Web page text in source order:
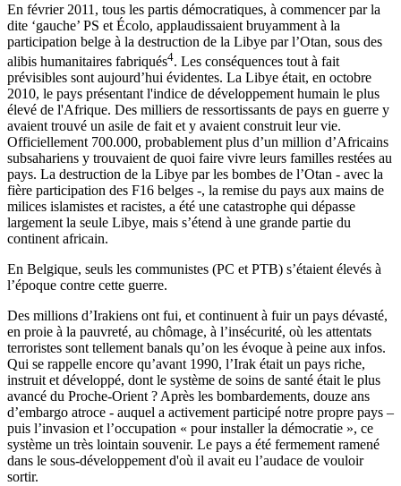
En février 2011, tous les partis démocratiques, à commencer par la
dite ‘gauche’ PS et Écolo, applaudissaient bruyamment à la
participation belge à la destruction de la Libye par l’Otan, sous des
alibis humanitaires fabriqués4. Les conséquences tout à fait
prévisibles sont aujourd’hui évidentes. La Libye était, en octobre
2010, le pays présentant l'indice de développement humain le plus
élevé de l'Afrique. Des milliers de ressortissants de pays en guerre y
avaient trouvé un asile de fait et y avaient construit leur vie.
Officiellement 700.000, probablement plus d’un million d’Africains
subsahariens y trouvaient de quoi faire vivre leurs familles restées au
pays. La destruction de la Libye par les bombes de l’Otan - avec la
fière participation des F16 belges -, la remise du pays aux mains de
milices islamistes et racistes, a été une catastrophe qui dépasse
largement la seule Libye, mais s’étend à une grande partie du
continent africain.
En Belgique, seuls les communistes (PC et PTB) s’étaient élevés à
l’époque contre cette guerre.
Des millions d’Irakiens ont fui, et continuent à fuir un pays dévasté,
en proie à la pauvreté, au chômage, à l’insécurité, où les attentats
terroristes sont tellement banals qu’on les évoque à peine aux infos.
Qui se rappelle encore qu’avant 1990, l’Irak était un pays riche,
instruit et développé, dont le système de soins de santé était le plus
avancé du Proche-Orient ? Après les bombardements, douze ans
d’embargo atroce - auquel a activement participé notre propre pays –
puis l’invasion et l’occupation « pour installer la démocratie », ce
système un très lointain souvenir. Le pays a été fermement ramené
dans le sous-développement d'où il avait eu l’audace de vouloir
sortir.